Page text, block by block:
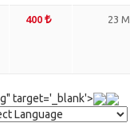
400 23
target='_blank'>